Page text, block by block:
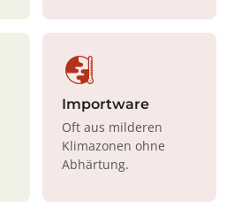
Importware
Oft aus milderen
Klimazonen ohne
Abhärtung.